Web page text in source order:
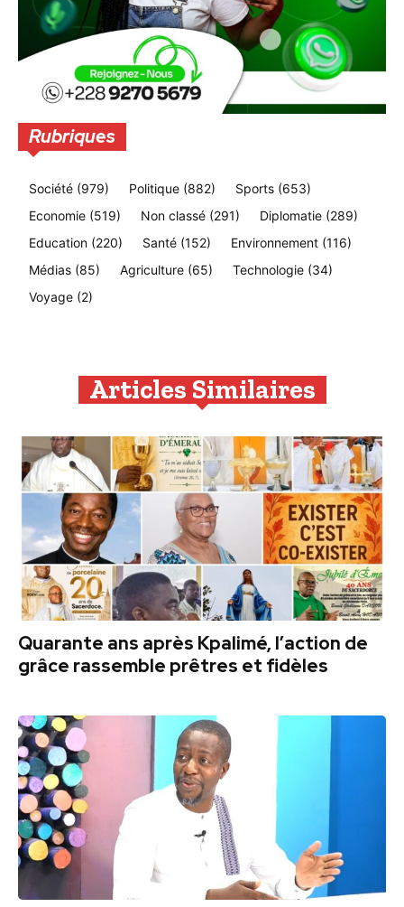
Rubriques
Société (979) Politique (882) Sports (653)
Economie (519) Non classé (291) Diplomatie (289)
Education (220) Santé (152) Environnement (116)
Médias (85) Agriculture (65) Technologie (34)
Voyage (2)
Articles Similaires
Quarante ans après Kpalimé, l’action de
grâce rassemble prêtres et fidèles